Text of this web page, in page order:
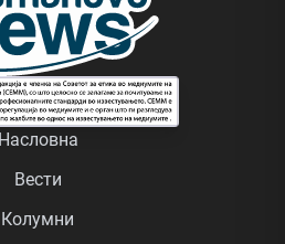
Насловна
Вести
Колумни